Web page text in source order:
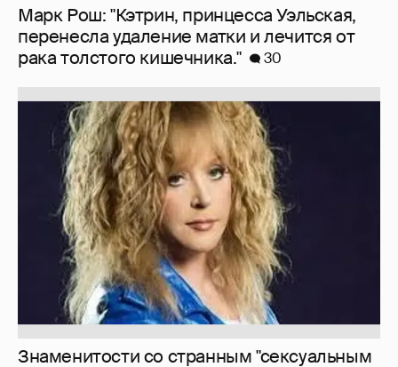
Марк Рош: "Кэтрин, принцесса Уэльская,
перенесла удаление матки и лечится от
рака толстого кишечника."
30
Знаменитости со странным "сексуальным